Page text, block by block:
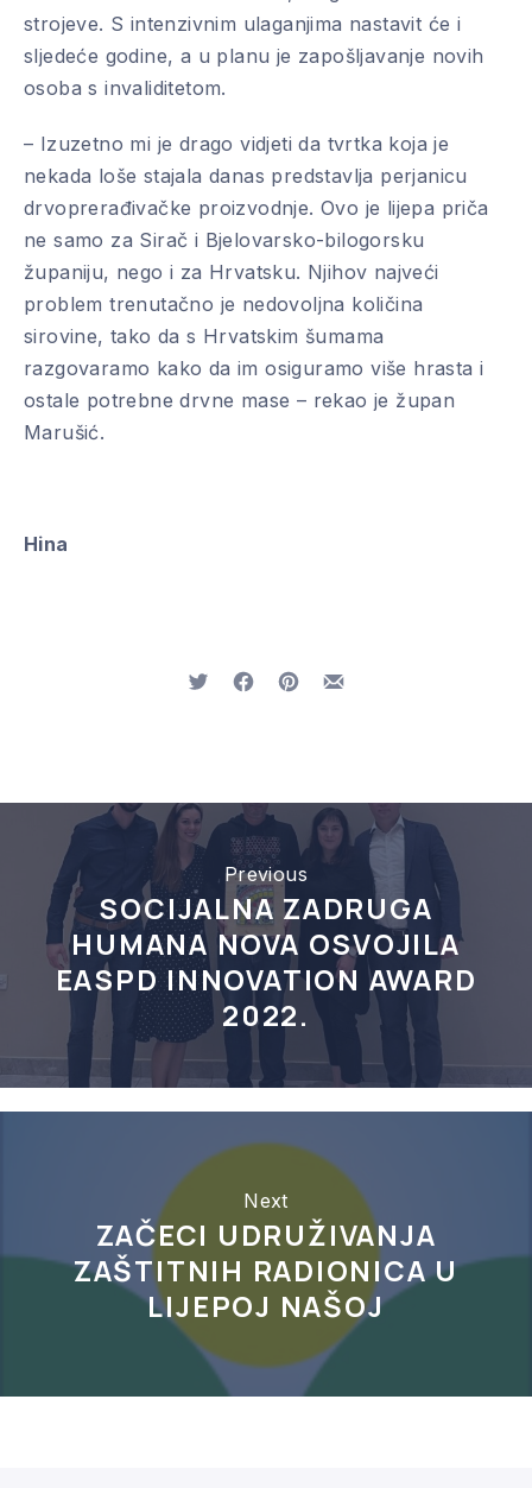
strojeve. S intenzivnim ulaganjima nastavit će i
sljedeće godine, a u planu je zapošljavanje novih
osoba s invaliditetom.
– Izuzetno mi je drago vidjeti da tvrtka koja je
nekada loše stajala danas predstavlja perjanicu
drvoprerađivačke proizvodnje. Ovo je lijepa priča
ne samo za Sirač i Bjelovarsko-bilogorsku
županiju, nego i za Hrvatsku. Njihov najveći
problem trenutačno je nedovoljna količina
sirovine, tako da s Hrvatskim šumama
razgovaramo kako da im osiguramo više hrasta i
ostale potrebne drvne mase – rekao je župan
Marušić.
Hina
TweetShare on Facebook
Share on Pinterest
Share by Email
Previous
SOCIJALNA ZADRUGA
HUMANA NOVA OSVOJILA
EASPD INNOVATION AWARD
2022.
Next
ZAČECI UDRUŽIVANJA
ZAŠTITNIH RADIONICA U
LIJEPOJ NAŠOJ
PREVIOUS